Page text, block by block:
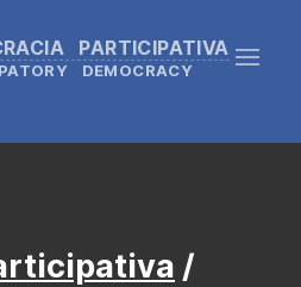
PARTICIPATIVA
DEMOCRACY
/